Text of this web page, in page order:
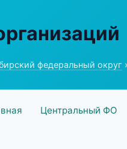
федеральный округ
Центральный ФО